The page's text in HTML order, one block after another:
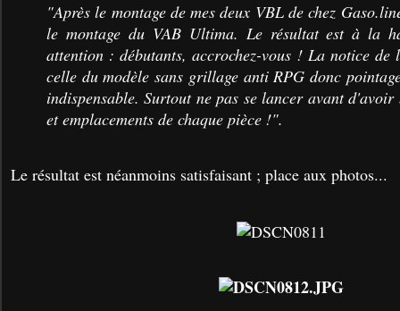
"Après le montage de mes deux VBL de chez
le montage du VAB Ultima. Le résultat est à la
attention : débutants, accrochez-vous ! La notice
celle du modèle sans grillage anti RPG donc
indispensable. Surtout ne pas se lancer avant
et emplacements de chaque pièce !".
Le résultat est néanmoins satisfaisant ; place aux photos...